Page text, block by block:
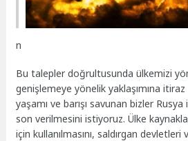
n
Bu talepler doğrultusunda ülkemizi
genişlemeye yönelik yaklaşımına
yaşamı ve barışı savunan bizler
son verilmesini istiyoruz. Ülke
için kullanılmasını, saldırgan